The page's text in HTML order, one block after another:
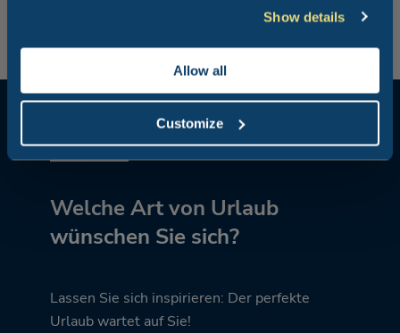
Show details
Allow all
Customize
Welche Art von Urlaub
wünschen Sie sich?
Lassen Sie sich inspirieren: Der perfekte
Urlaub wartet auf Sie!